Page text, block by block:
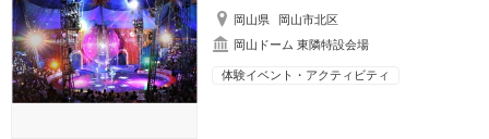
岡山県
岡山市北区
岡山ドーム 東隣特設会場
体験イベント・アクティビティ